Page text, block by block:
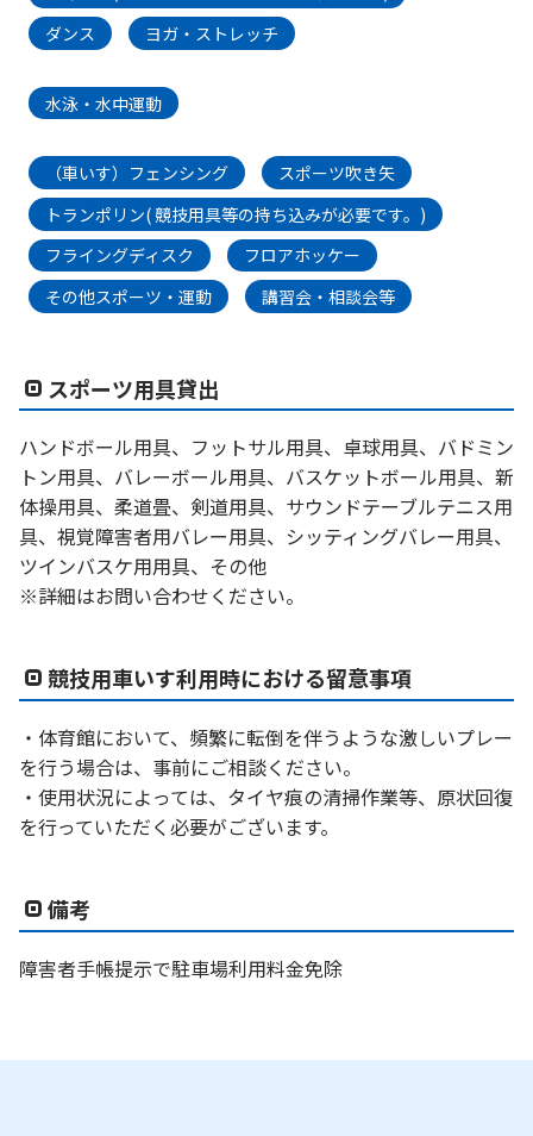
ダンス
ヨガ・ストレッチ
水泳・水中運動
（車いす）フェンシング
スポーツ吹き矢
トランポリン( 競技用具等の持ち込みが必要です。)
フライングディスク
フロアホッケー
その他スポーツ・運動
講習会・相談会等
スポーツ用具貸出
ハンドボール用具、フットサル用具、卓球用具、バドミン
トン用具、バレーボール用具、バスケットボール用具、新
体操用具、柔道畳、剣道用具、サウンドテーブルテニス用
具、視覚障害者用バレー用具、シッティングバレー用具、
ツインバスケ用用具、その他
※詳細はお問い合わせください。
競技用車いす利用時における留意事項
・体育館において、頻繁に転倒を伴うような激しいプレー
を行う場合は、事前にご相談ください。
・使用状況によっては、タイヤ痕の清掃作業等、原状回復
を行っていただく必要がございます。
備考
障害者手帳提示で駐車場利用料金免除